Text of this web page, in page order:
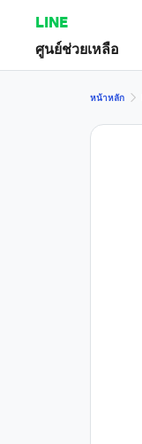
LINE
ศูนย์ช่วยเหลือ
หน้าหลัก